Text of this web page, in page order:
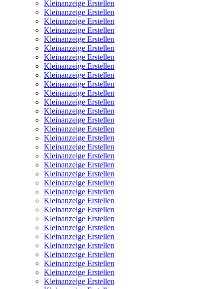
Kleinanzeige Erstellen
Kleinanzeige Erstellen
Kleinanzeige Erstellen
Kleinanzeige Erstellen
Kleinanzeige Erstellen
Kleinanzeige Erstellen
Kleinanzeige Erstellen
Kleinanzeige Erstellen
Kleinanzeige Erstellen
Kleinanzeige Erstellen
Kleinanzeige Erstellen
Kleinanzeige Erstellen
Kleinanzeige Erstellen
Kleinanzeige Erstellen
Kleinanzeige Erstellen
Kleinanzeige Erstellen
Kleinanzeige Erstellen
Kleinanzeige Erstellen
Kleinanzeige Erstellen
Kleinanzeige Erstellen
Kleinanzeige Erstellen
Kleinanzeige Erstellen
Kleinanzeige Erstellen
Kleinanzeige Erstellen
Kleinanzeige Erstellen
Kleinanzeige Erstellen
Kleinanzeige Erstellen
Kleinanzeige Erstellen
Kleinanzeige Erstellen
Kleinanzeige Erstellen
Kleinanzeige Erstellen
Kleinanzeige Erstellen